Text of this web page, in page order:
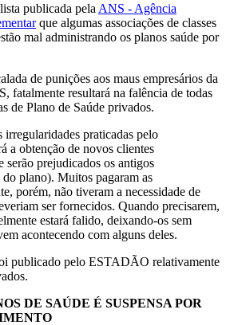
publicada pela ANS - Agência
que algumas associações de classes
mal administrando os planos saúde por
de punições aos maus empresários da
fatalmente resultará na falência de todas
de Plano de Saúde privados.
praticadas pelo
a obtenção de novos clientes
serão prejudicados os antigos
plano). Muitos pagaram as
porém, não tiveram a necessidade de
ser fornecidos. Quando precisarem,
estará falido, deixando-os sem
acontecendo com alguns deles.
publicado pelo ESTADÃO relativamente
DE SAÚDE É SUSPENSA POR